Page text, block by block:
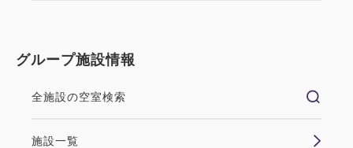
グループ施設情報
全施設の空室検索
施設一覧